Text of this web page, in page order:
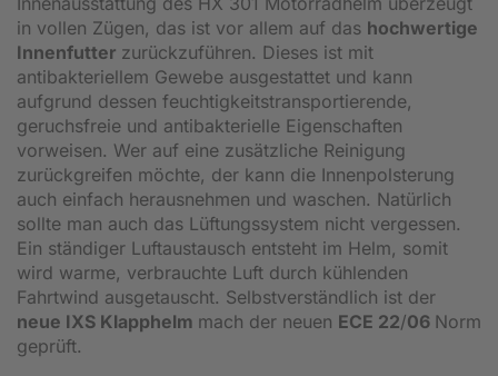
in vollen Zügen, das ist vor allem auf das hochwertige
Innenfutter zurückzuführen. Dieses ist mit
antibakteriellem Gewebe ausgestattet und kann
aufgrund dessen feuchtigkeitstransportierende,
geruchsfreie und antibakterielle Eigenschaften
vorweisen. Wer auf eine zusätzliche Reinigung
zurückgreifen möchte, der kann die Innenpolsterung
auch einfach herausnehmen und waschen. Natürlich
sollte man auch das Lüftungssystem nicht vergessen.
Ein ständiger Luftaustausch entsteht im Helm, somit
wird warme, verbrauchte Luft durch kühlenden
Fahrtwind ausgetauscht. Selbstverständlich ist der
neue IXS Klapphelm mach der neuen ECE 22/06 Norm
geprüft.